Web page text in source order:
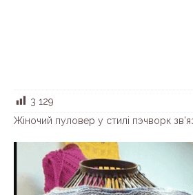
3 129
Жіночий пуловер у стилі пэчворк